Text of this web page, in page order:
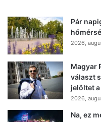
Pár
2026,
Magyar
választ
jelöltet
2026,
Na, ez